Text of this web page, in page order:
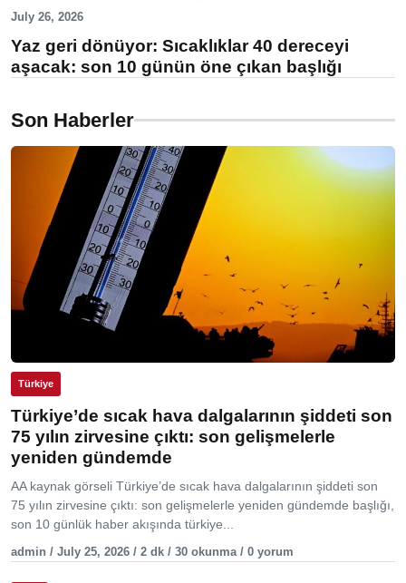
July 26, 2026
Yaz geri dönüyor: Sıcaklıklar 40 dereceyi
aşacak: son 10 günün öne çıkan başlığı
Son Haberler
Türkiye
Türkiye’de sıcak hava dalgalarının şiddeti son
75 yılın zirvesine çıktı: son gelişmelerle
yeniden gündemde
AA kaynak görseli Türkiye’de sıcak hava dalgalarının şiddeti son
75 yılın zirvesine çıktı: son gelişmelerle yeniden gündemde başlığı,
son 10 günlük haber akışında türkiye...
admin / July 25, 2026 / 2 dk / 30 okunma / 0 yorum